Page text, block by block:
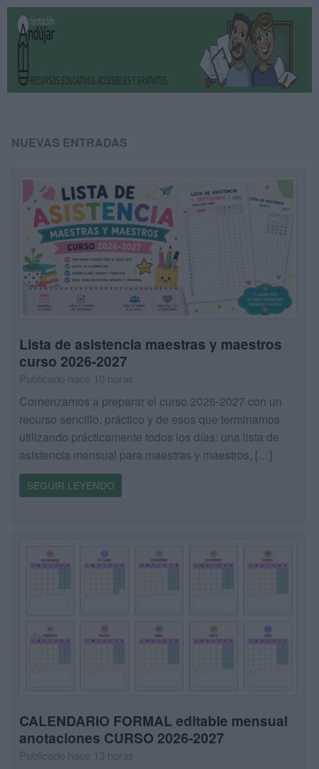
NUEVAS ENTRADAS
Lista de asistencia maestras y maestros
curso 2026-2027
Comenzamos a preparar el curso 2026-2027 con un
recurso sencillo, práctico y de esos que terminamos
utilizando prácticamente todos los días: una lista de
asistencia mensual para maestras y maestros, […]
SEGUIR LEYENDO
CALENDARIO FORMAL editable mensual
anotaciones CURSO 2026-2027